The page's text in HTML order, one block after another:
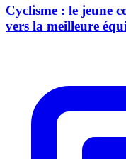
Cyclisme : le jeune
vers la meilleure